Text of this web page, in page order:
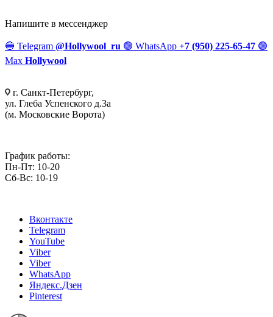
Напишите в мессенджер
🔵 Telegram @Hollywool_ru 🟢 WhatsApp +7 (950) 225-65-47 🟣
Max Hollywool
г. Санкт-Петербург,
ул. Глеба Успенского д.3а
(м. Московские Ворота)
График работы:
Пн-Пт: 10-20
Сб-Вс: 10-19
Вконтакте
Telegram
YouTube
Viber
Viber
WhatsApp
Яндекс.Дзен
Pinterest